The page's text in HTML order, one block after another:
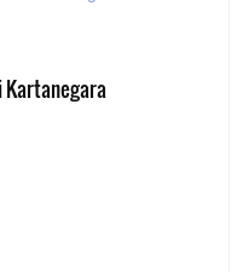
Kartanegara